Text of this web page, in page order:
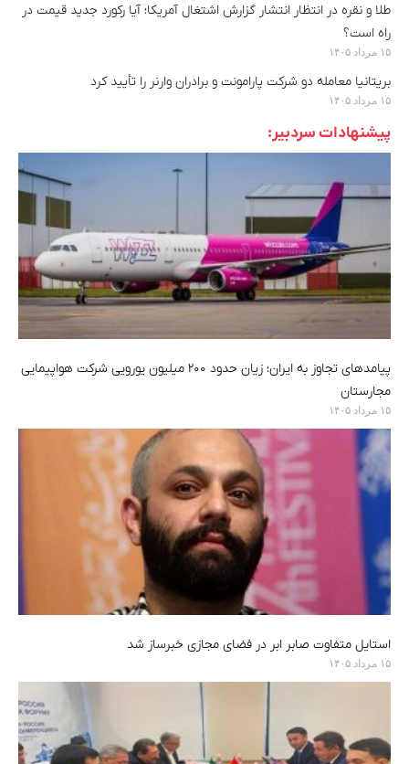
طلا و نقره در انتظار انتشار گزارش اشتغال آمریکا؛ آیا رکورد جدید قیمت در
راه است؟
۱۵ مرداد ۱۴۰۵
بریتانیا معامله دو شرکت پارامونت و برادران وارنر را تأیید کرد
۱۵ مرداد ۱۴۰۵
پیشنهادات سردبیر:
پیامدهای تجاوز به ایران؛ زیان حدود ۲۰۰ میلیون یورویی شرکت هواپیمایی
مجارستان
۱۵ مرداد ۱۴۰۵
استایل متفاوت صابر ابر در فضای مجازی خبرساز شد
۱۵ مرداد ۱۴۰۵